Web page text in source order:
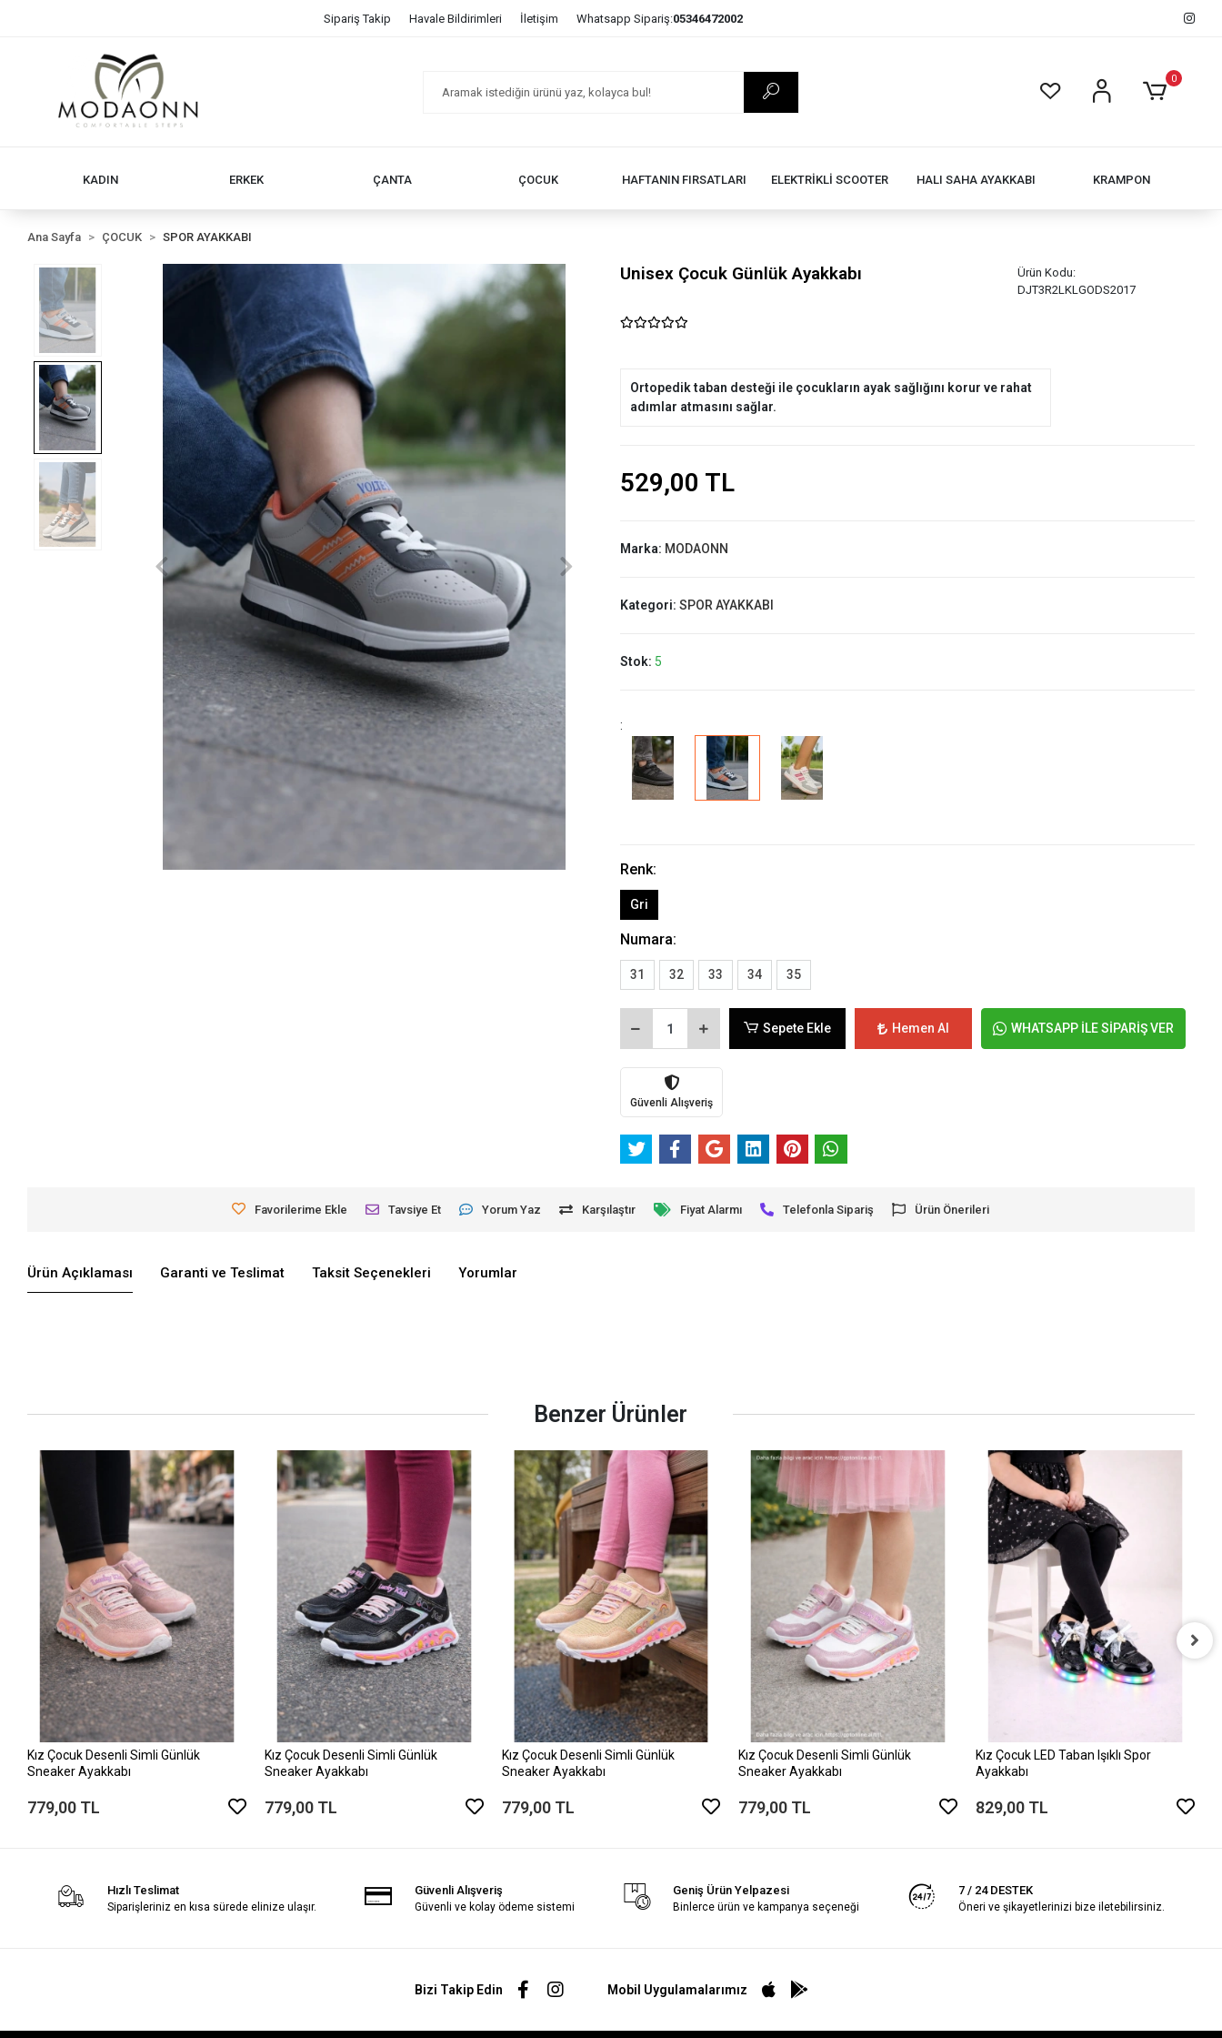
Sipariş Takip Havale Bildirimleri İletişim Whatsapp Sipariş:05346472002
0
KADIN ERKEK ÇANTA ÇOCUK HAFTANIN FIRSATLARI ELEKTRİKLİ SCOOTER HALI SAHA AYAKKABI KRAMPON
Ana Sayfa ÇOCUK SPOR AYAKKABI
Unisex Çocuk Günlük Ayakkabı
Ürün Kodu:
DJT3R2LKLGODS2017
Ortopedik taban desteği ile çocukların ayak sağlığını korur ve rahat
adımlar atmasını sağlar.
529,00 TL
Marka: MODAONN
Kategori: SPOR AYAKKABI
Stok: 5
:
Renk:
Gri
Numara:
31 32 33 34 35
Sepete Ekle Hemen Al WHATSAPP İLE SİPARİŞ VER
Güvenli Alışveriş
Favorilerime Ekle Tavsiye Et Yorum Yaz Karşılaştır Fiyat Alarmı Telefonla Sipariş Ürün Önerileri
Ürün Açıklaması Garanti ve Teslimat Taksit Seçenekleri Yorumlar
Benzer Ürünler
Kız Çocuk Desenli Simli Günlük
Sneaker Ayakkabı
779,00 TL
Kız Çocuk Desenli Simli Günlük
Sneaker Ayakkabı
779,00 TL
Kız Çocuk Desenli Simli Günlük
Sneaker Ayakkabı
779,00 TL
Kız Çocuk Desenli Simli Günlük
Sneaker Ayakkabı
779,00 TL
Kız Çocuk LED Taban Işıklı Spor
Ayakkabı
829,00 TL
Hızlı Teslimat
Siparişleriniz en kısa sürede elinize ulaşır.
Güvenli Alışveriş
Güvenli ve kolay ödeme sistemi
Geniş Ürün Yelpazesi
Binlerce ürün ve kampanya seçeneği
7 / 24 DESTEK
Öneri ve şikayetlerinizi bize iletebilirsiniz.
Bizi Takip Edin Mobil Uygulamalarımız